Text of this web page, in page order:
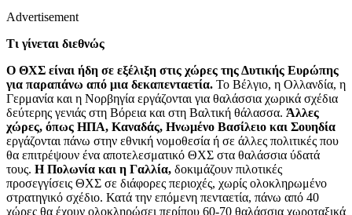
Advertisement
Τι γίνεται διεθνώς
Ο ΘΧΣ είναι ήδη σε εξέλιξη στις χώρες της Δυτικής Ευρώπης
για παραπάνω από μια δεκαπενταετία. Το Βέλγιο, η Ολλανδία, η
Γερμανία και η Νορβηγία εργάζονται για θαλάσσια χωρικά σχέδια
δεύτερης γενιάς στη Βόρεια και στη Βαλτική θάλασσα. Άλλες
χώρες, όπως ΗΠΑ, Καναδάς, Ηνωμένο Βασίλειο και Σουηδία
εργάζονται πάνω στην εθνική νομοθεσία ή σε άλλες πολιτικές που
θα επιτρέψουν ένα αποτελεσματικό ΘΧΣ στα θαλάσσια ύδατά
τους. Η Πολωνία και η Γαλλία, δοκιμάζουν πιλοτικές
προσεγγίσεις ΘΧΣ σε διάφορες περιοχές, χωρίς ολοκληρωμένο
στρατηγικό σχέδιο. Κατά την επόμενη πενταετία, πάνω από 40
χώρες θα έχουν ολοκληρώσει περίπου 60-70 θαλάσσια χωροταξικά